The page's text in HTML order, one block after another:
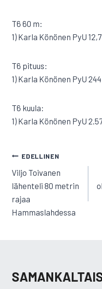
T6 60 m:
1) Karla Könönen PyU 12,7
T6 pituus:
1) Karla Könönen PyU 244
T6 kuula:
1) Karla Könönen PyU
ARTIKKELIEN
SELAUS
EDELLINEN
Viljo Toivanen
lähenteli 80 metrin
rajaa
Hammaslahdessa